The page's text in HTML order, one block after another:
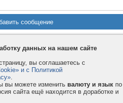
Privacy и Cookie
Правила и условия
Помощь
Форумы
данных на нашем сайте
вы соглашаетесь с
и с Политикой
.
вы можете изменить валюту и язык по
сайта ещё находится в доработке и